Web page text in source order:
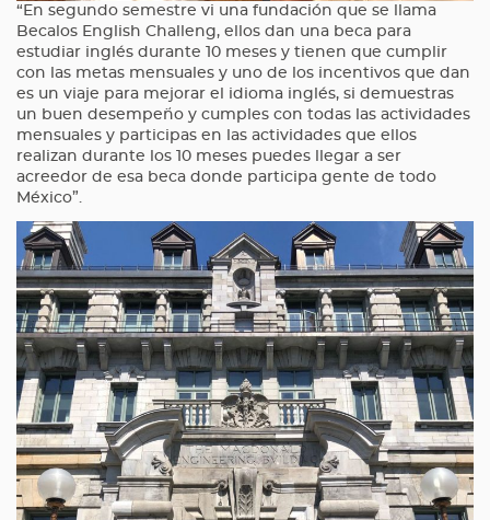
“En segundo semestre vi una fundación que se llama
Becalos English Challeng, ellos dan una beca para
estudiar inglés durante 10 meses y tienen que cumplir
con las metas mensuales y uno de los incentivos que dan
es un viaje para mejorar el idioma inglés, si demuestras
un buen desempeño y cumples con todas las actividades
mensuales y participas en las actividades que ellos
realizan durante los 10 meses puedes llegar a ser
acreedor de esa beca donde participa gente de todo
México”.